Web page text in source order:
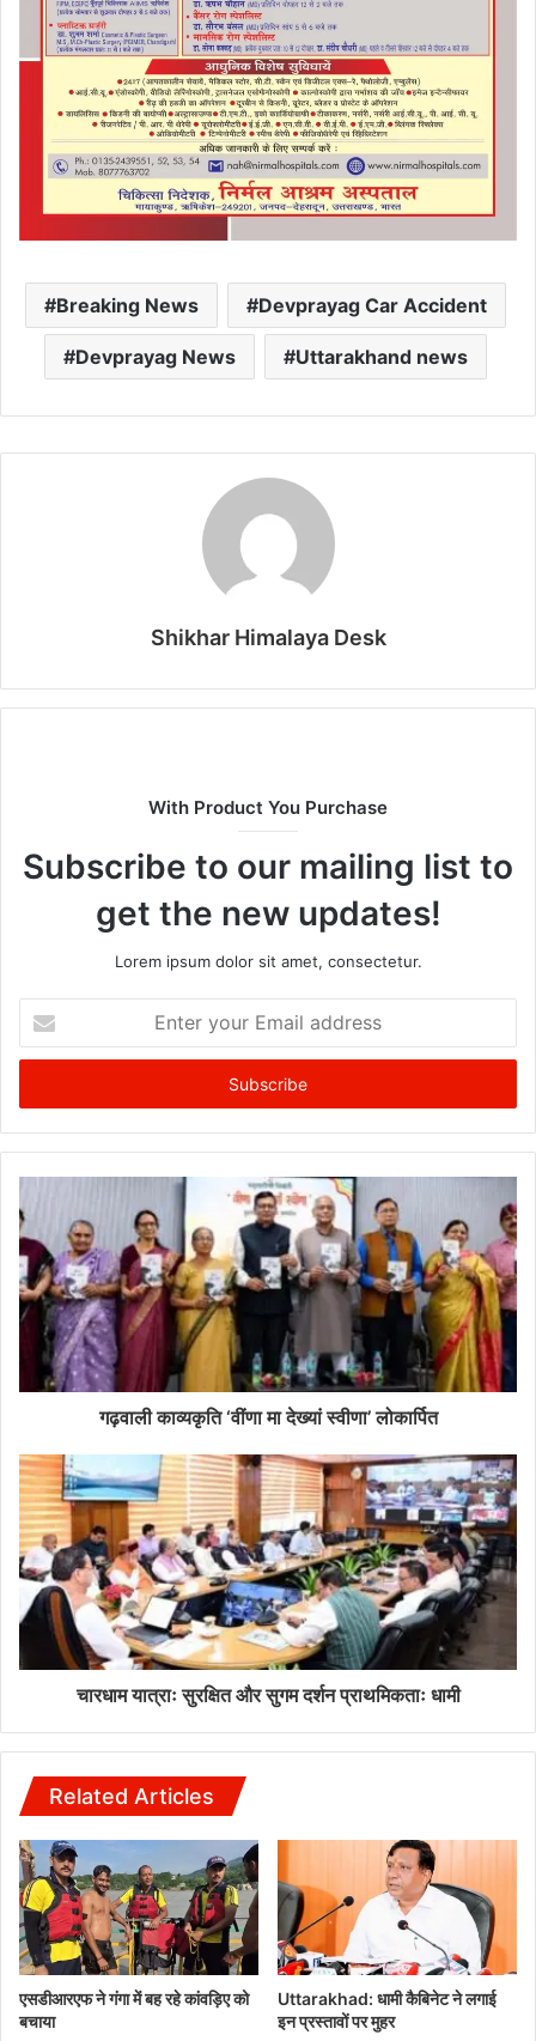
Breaking News Devprayag Car Accident
Devprayag News Uttarakhand news
Shikhar Himalaya Desk
With Product You Purchase
Subscribe to our mailing list to
get the new updates!
Lorem ipsum dolor sit amet, consectetur.
your
Email
गढ़वाली काव्यकृति ‘वींणा मा देख्यां स्वीणा’ लोकार्पित
चारधाम यात्राः सुरक्षित और सुगम दर्शन प्राथमिकताः धामी
Related Articles
एसडीआरएफ ने गंगा में बह रहे कांवड़िए को
बचाया
Uttarakhad: धामी कैबिनेट ने लगाई
इन प्रस्तावों पर मुहर